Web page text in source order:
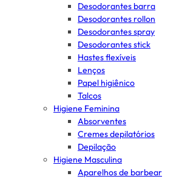
Desodorantes barra
Desodorantes rollon
Desodorantes spray
Desodorantes stick
Hastes flexíveis
Lenços
Papel higiênico
Talcos
Higiene Feminina
Absorventes
Cremes depilatórios
Depilação
Higiene Masculina
Aparelhos de barbear